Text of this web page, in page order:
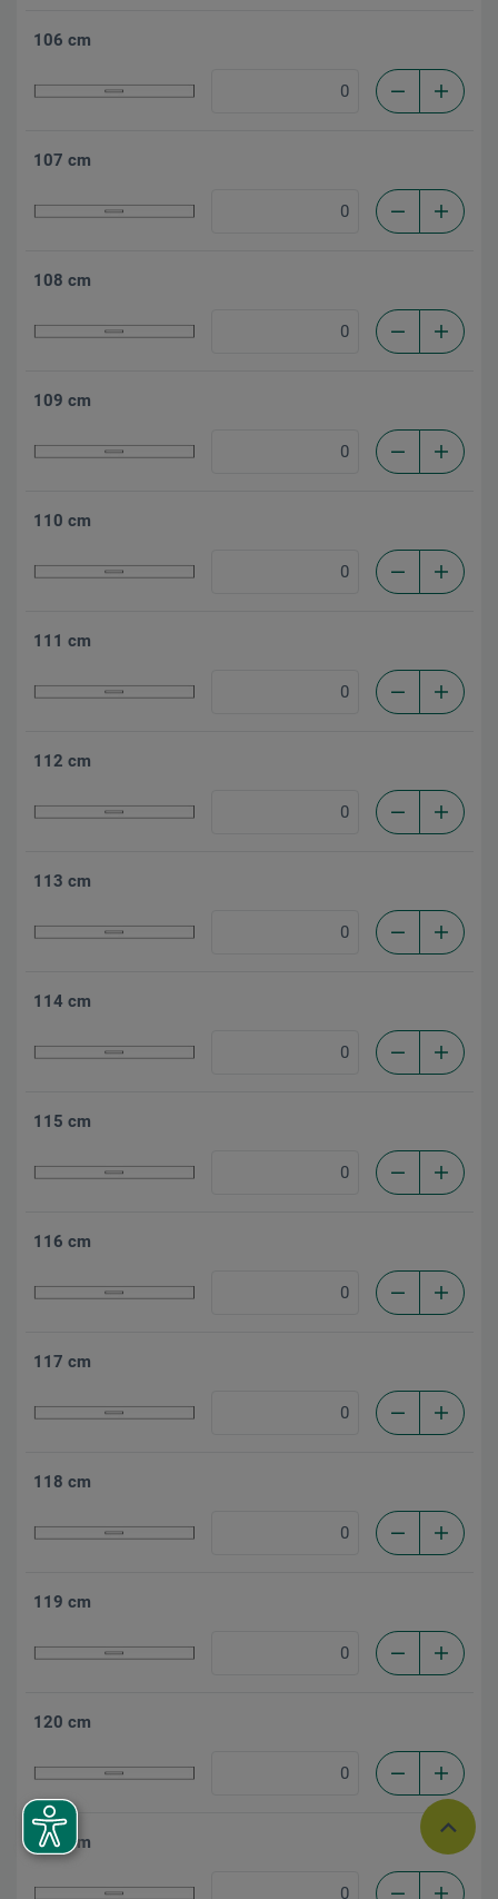
106 cm
107 cm
108 cm
109 cm
110 cm
111 cm
112 cm
113 cm
114 cm
115 cm
116 cm
117 cm
118 cm
119 cm
120 cm
125 cm